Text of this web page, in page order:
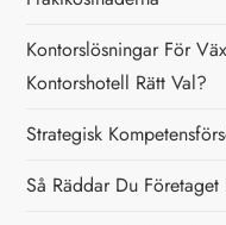
a
v
i
g
Kontorslösningar För
Kontorshotell Rätt Val?
Strategisk
Så Räddar Du Företaget